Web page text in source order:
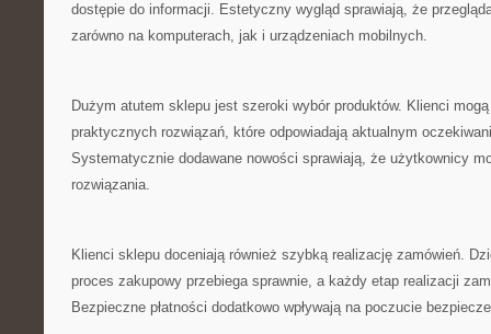
dostępie do informacji. Estetyczny wygląd sprawiają, że
zarówno na komputerach, jak i urządzeniach mobilnych.
Dużym atutem sklepu jest szeroki wybór produktów. Klienci
praktycznych rozwiązań, które odpowiadają aktualnym
Systematycznie dodawane nowości sprawiają, że użytkownicy
rozwiązania.
Klienci sklepu doceniają również szybką realizację zamówień.
proces zakupowy przebiega sprawnie, a każdy etap realizacji
Bezpieczne płatności dodatkowo wpływają na poczucie